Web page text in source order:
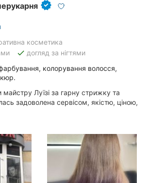
косметика
done догляд за нігтями
колорування волосся,
Луїзі за гарну стрижку та
задоволена сервісом, якістю, ціною,